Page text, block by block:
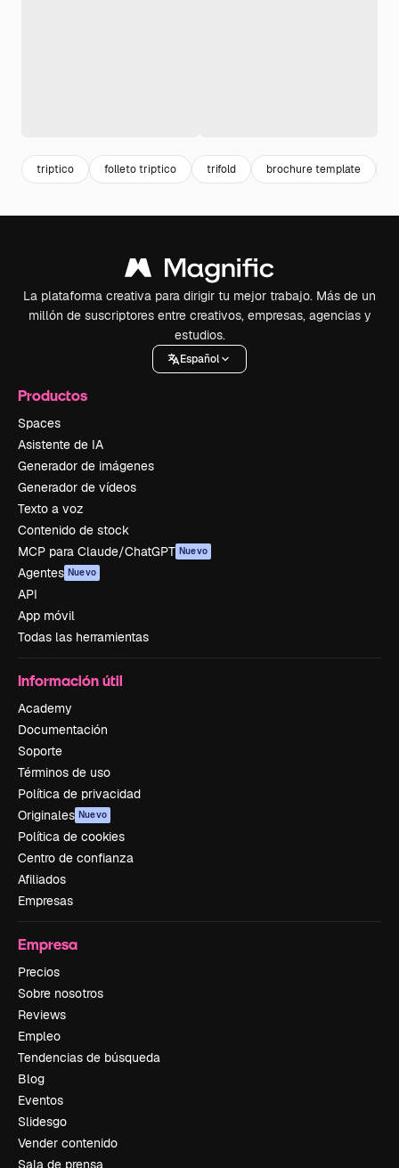
triptico folleto triptico trifold brochure template
La plataforma creativa para dirigir tu mejor trabajo. Más de un
millón de suscriptores entre creativos, empresas, agencias y
estudios.
Español
Productos
Spaces
Asistente de IA
Generador de imágenes
Generador de vídeos
Texto a voz
Contenido de stock
MCP para Claude/ChatGPT Nuevo
Agentes Nuevo
API
App móvil
Todas las herramientas
Información útil
Academy
Documentación
Soporte
Términos de uso
Política de privacidad
Originales Nuevo
Política de cookies
Centro de confianza
Afiliados
Empresas
Empresa
Precios
Sobre nosotros
Reviews
Empleo
Tendencias de búsqueda
Blog
Eventos
Slidesgo
Vender contenido
Sala de prensa